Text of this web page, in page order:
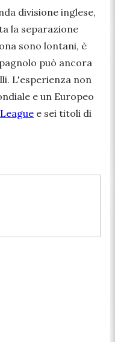
divisione inglese,
la separazione
sono lontani, è
può ancora
L'esperienza non
e un Europeo
e sei titoli di